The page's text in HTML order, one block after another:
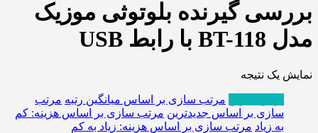
بررسی گیرنده بلوتوثی موزیک
مدل BT-118 با رابط USB
نمایش یک نتیجه
مرتب سازی بر اساس میانگین رتبه مرتب
سازی بر اساس جدیدترین مرتب سازی بر اساس هزینه: کم
به زیاد مرتب سازی بر اساس هزینه: زیاد به کم